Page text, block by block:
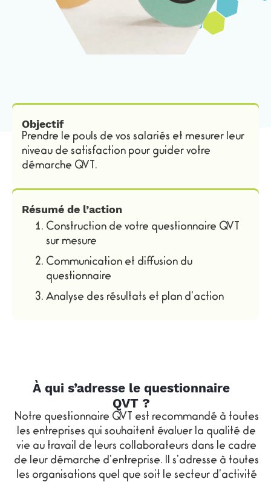
Objectif
Prendre le pouls de vos salariés et mesurer leur
niveau de satisfaction pour guider votre
démarche QVT.
Résumé de l’action
Construction de votre questionnaire QVT
sur mesure
Communication et diffusion du
questionnaire
Analyse des résultats et plan d’action
À qui s’adresse le questionnaire
QVT ?
Notre questionnaire QVT est recommandé à toutes
les entreprises qui souhaitent évaluer la qualité de
vie au travail de leurs collaborateurs dans le cadre
de leur démarche d’entreprise. Il s’adresse à toutes
les organisations quel que soit le secteur d’activité